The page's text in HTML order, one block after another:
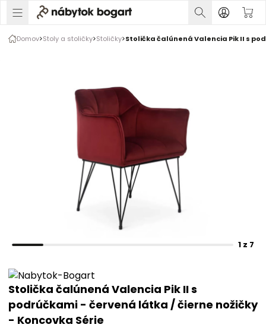
Domov Stoly a stoličky Stoličky Stolička čalúnená Valencia Pik II s
1 z 7
Stolička čalúnená Valencia Pik II s
podrúčkami - červená látka / čierne nožičky
- Koncovka Série